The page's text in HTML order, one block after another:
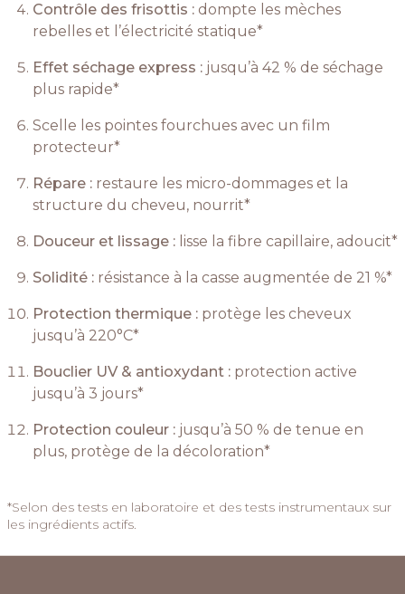
Contrôle des frisottis : dompte les mèches
rebelles et l’électricité statique*
Effet séchage express : jusqu’à 42 % de séchage
plus rapide*
Scelle les pointes fourchues avec un film
protecteur*
Répare : restaure les micro-dommages et la
structure du cheveu, nourrit*
Douceur et lissage : lisse la fibre capillaire, adoucit*
Solidité : résistance à la casse augmentée de 21 %*
Protection thermique : protège les cheveux
jusqu’à 220°C*
Bouclier UV & antioxydant : protection active
jusqu’à 3 jours*
Protection couleur : jusqu’à 50 % de tenue en
plus, protège de la décoloration*
*Selon des tests en laboratoire et des tests instrumentaux sur
les ingrédients actifs.